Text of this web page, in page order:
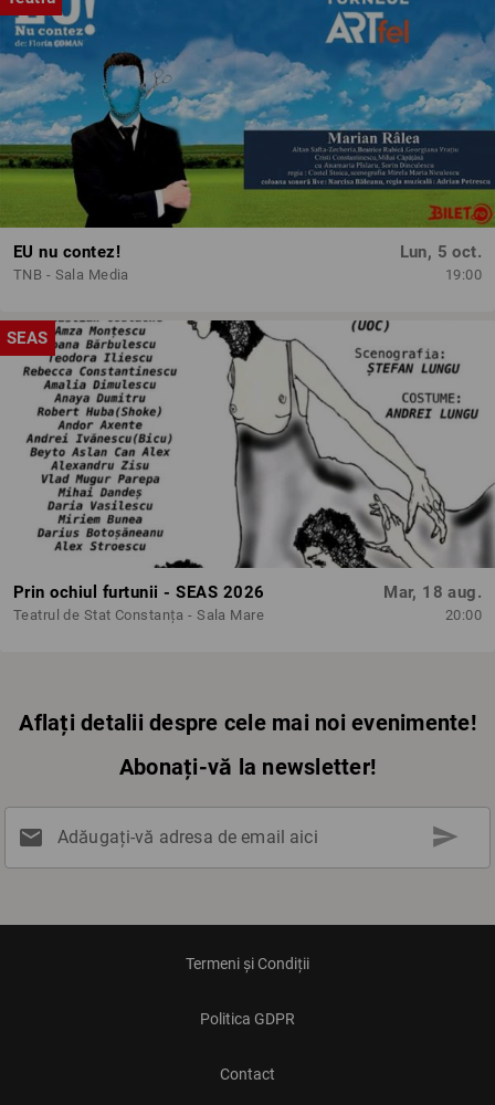
EU nu contez!
TNB - Sala Media
Lun, 5 oct.
19:00
SEAS
Prin ochiul furtunii - SEAS 2026
Teatrul de Stat Constanța - Sala Mare
Mar, 18 aug.
20:00
Aflați detalii despre cele mai noi evenimente!
Abonați-vă la newsletter!
mail Adăugați-vă adresa de email aici send
Termeni și Condiții
Politica GDPR
Contact